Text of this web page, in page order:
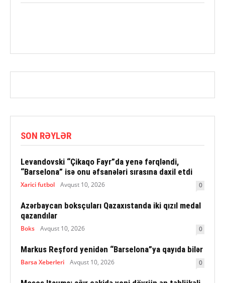
SON RƏYLƏR
Levandovski “Çikaqo Fayr”da yenə fərqləndi,
“Barselona” isə onu əfsanələri sırasına daxil etdi
Xarici futbol Avqust 10, 2026 0
Azərbaycan boksçuları Qazaxıstanda iki qızıl medal
qazandılar
Boks Avqust 10, 2026 0
Markus Reşford yenidən “Barselona”ya qayıda bilər
Barsa Xeberleri Avqust 10, 2026 0